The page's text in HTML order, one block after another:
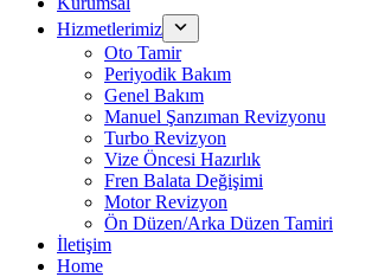
Hizmetlerimiz
Oto Tamir
Periyodik Bakım
Genel Bakım
Manuel Şanzıman Revizyonu
Turbo Revizyon
Vize Öncesi Hazırlık
Fren Balata Değişimi
Motor Revizyon
Ön Düzen/Arka Düzen Tamiri
İletişim
Home